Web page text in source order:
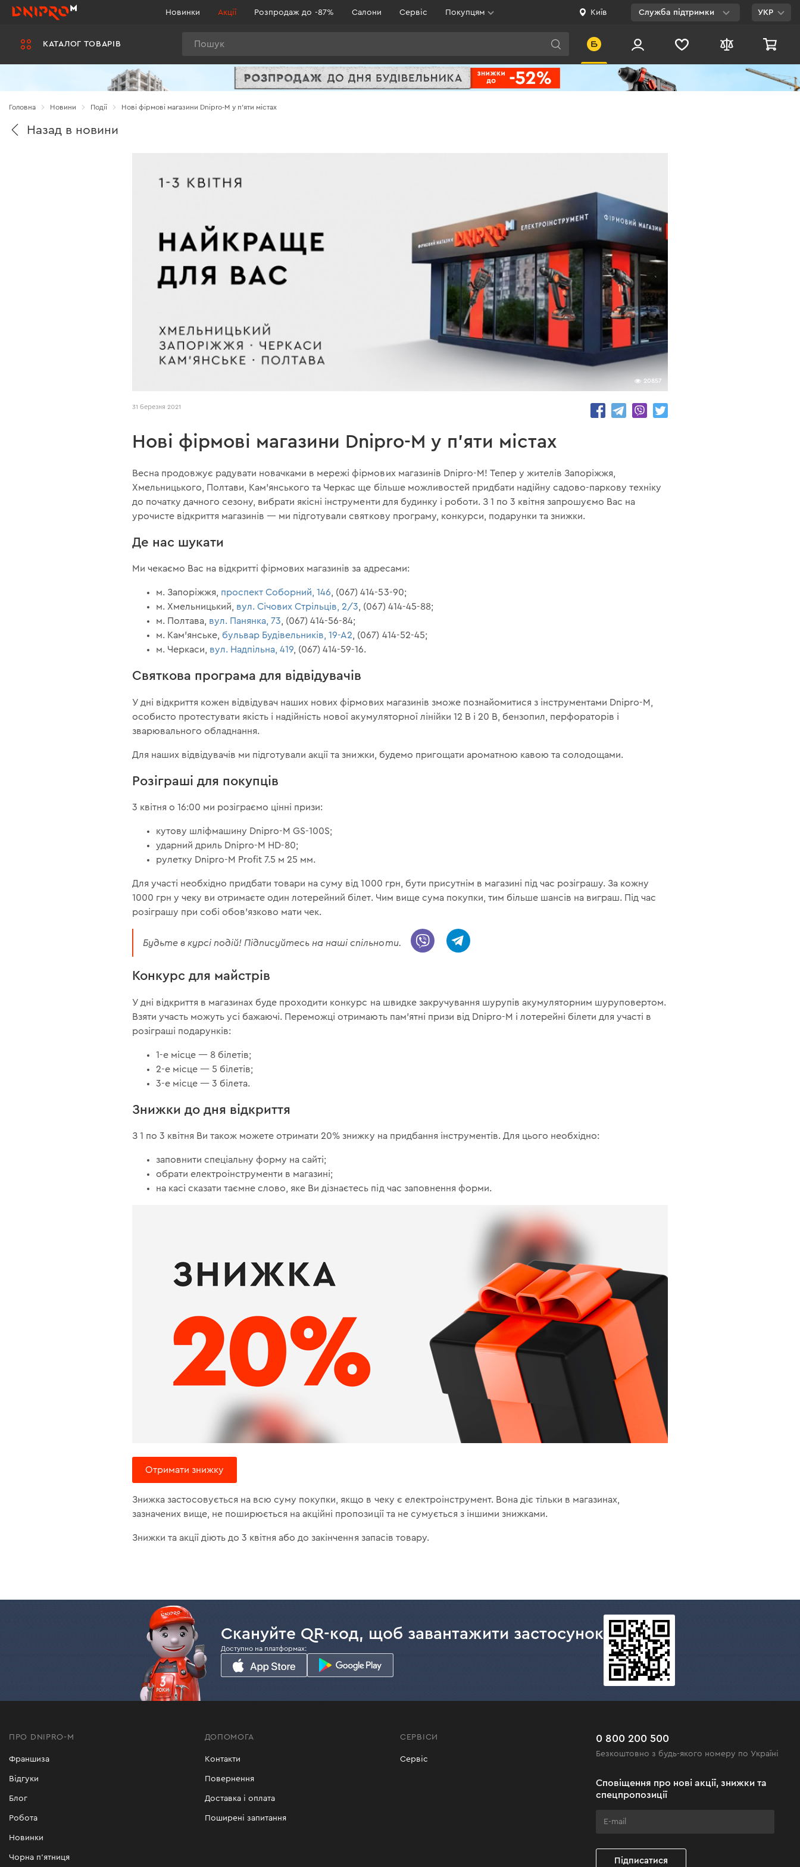
КАТАЛОГ ТОВАРІВ
Новинки Акції Розпродаж до -87% Салони Сервіс Покупцям Київ Служба підтримки
Viber
УКР
Головна Новини Події Нові фірмові магазини Dnipro-M у п'яти містах
Назад в новини
20857
31 березня 2021
Нові фірмові магазини Dnipro-M у п'яти містах
Весна продовжує радувати новачками в мережі фірмових магазинів Dnipro-M! Тепер у жителів Запоріжжя,
Хмельницького, Полтави, Кам'янського та Черкас ще більше можливостей придбати надійну садово-паркову техніку
до початку дачного сезону, вибрати якісні інструменти для будинку і роботи. З 1 по 3 квітня запрошуємо Вас на
урочисте відкриття магазинів — ми підготували святкову програму, конкурси, подарунки та знижки.
Де нас шукати
Ми чекаємо Вас на відкритті фірмових магазинів за адресами:
м. Запоріжжя, проспект Соборний, 146 , (067) 414-53-90;
м. Хмельницький, вул. Січових Стрільців, 2/3 , (067) 414-45-88;
м. Полтава, вул. Панянка, 73 , (067) 414-56-84;
м. Кам'янське, бульвар Будівельників, 19-А2 , (067) 414-52-45;
м. Черкаси, вул. Надпільна, 419 , (067) 414-59-16.
Святкова програма для відвідувачів
У дні відкриття кожен відвідувач наших нових фірмових магазинів зможе познайомитися з інструментами Dnipro-M,
особисто протестувати якість і надійність нової акумуляторної лінійки 12 В і 20 В, бензопил, перфораторів і
зварювального обладнання.
Для наших відвідувачів ми підготували акції та знижки, будемо пригощати ароматною кавою та солодощами.
Розіграші для покупців
3 квітня о 16:00 ми розіграємо цінні призи:
кутову шліфмашину Dnipro-M GS-100S;
ударний дриль Dnipro-M HD-80;
рулетку Dnipro-M Profit 7.5 м 25 мм.
Для участі необхідно придбати товари на суму від 1000 грн, бути присутнім в магазині під час розіграшу. За кожну
1000 грн у чеку ви отримаєте один лотерейний білет. Чим вище сума покупки, тим більше шансів на виграш. Під час
розіграшу при собі обов'язково мати чек.
Будьте в курсі подій! Підписуйтесь на наші спільноти.
Конкурс для майстрів
У дні відкриття в магазинах буде проходити конкурс на швидке закручування шурупів акумуляторним шуруповертом.
Взяти участь можуть усі бажаючі. Переможці отримають пам'ятні призи від Dnipro-M і лотерейні білети для участі в
розіграші подарунків:
1-е місце — 8 білетів;
2-е місце — 5 білетів;
3-е місце — 3 білета.
Знижки до дня відкриття
З 1 по 3 квітня Ви також можете отримати 20% знижку на придбання інструментів. Для цього необхідно:
заповнити спеціальну форму на сайті;
обрати електроінструменти в магазині;
на касі сказати таємне слово, яке Ви дізнаєтесь під час заповнення форми.
Отримати знижку
Знижка застосовується на всю суму покупки, якщо в чеку є електроінструмент. Вона діє тільки в магазинах,
зазначених вище, не поширюється на акційні пропозиції та не сумується з іншими знижками.
Знижки та акції діють до 3 квітня або до закінчення запасів товару.
Скануйте QR-код, щоб завантажити застосунок
Доступно на платформах:
ПРО DNIPRO-M
Франшиза
Відгуки
Блог
Робота
Новинки
Чорна п'ятниця
ДОПОМОГА
Контакти
Повернення
Доставка і оплата
Поширені запитання
СЕРВІСИ
Сервіс
0 800 200 500
Безкоштовно з будь-якого номеру по Україні
Сповіщення про нові акції, знижки та
спецпропозиції
Підписатися